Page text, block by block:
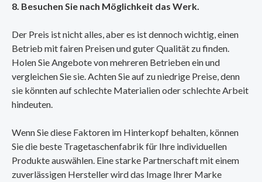
8. Besuchen Sie nach Möglichkeit das Werk.
Der Preis ist nicht alles, aber es ist dennoch wichtig, einen
Betrieb mit fairen Preisen und guter Qualität zu finden.
Holen Sie Angebote von mehreren Betrieben ein und
vergleichen Sie sie. Achten Sie auf zu niedrige Preise, denn
sie könnten auf schlechte Materialien oder schlechte Arbeit
hindeuten.
Wenn Sie diese Faktoren im Hinterkopf behalten, können
Sie die beste Tragetaschenfabrik für Ihre individuellen
Produkte auswählen. Eine starke Partnerschaft mit einem
zuverlässigen Hersteller wird das Image Ihrer Marke